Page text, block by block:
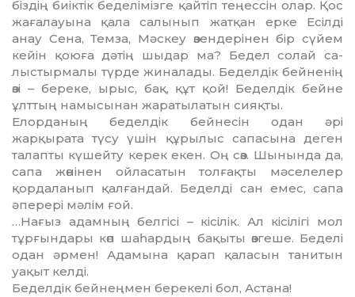
біздің биіктік беделімізге қайтіп теңессін олар. Қос
жағалауына қала салынып жатқан ерке Есілді
анау Сена, Темза, Мәскеу өзен­дері­нен бір сүйем
кейін қоюға дә­тің шыдар ма? Бедел солай са­
лыстырмалы түрде жиналады. Бе­делдік бейненің
өзі – береке, ырыс, бақ, құт қой! Беделдік бей­не
ұлттың намысынан жара­ты­латын сияқты.
Елорданың беделдік бейнесін одан әрі
жарқырата түсу үшін құ­рылыс сапасына деген
талапты кү­шейту керек екен. Оң сөз. Шы­­­­нында да,
сапа жөнінен ойла­са­тын толғақты мәселелер
қорда­ла­нып қалғандай. Беделді сан емес, сапа
әперері мәлім ғой.
…Нағыз адамның белгісі – кісілік. Ал кісілігі мол
тұрғын­да­ры көп шаһардың бақыты өзге­ше. Беделі
одан әрмен! Адамына қарап қаласын танитын
уақыт келді.
Беделдік бейнеңмен берекелі бол, Астана!